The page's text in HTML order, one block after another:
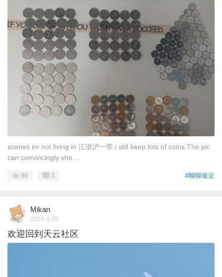
scenes im not living in 江浙沪一带,i still keep lots of coins.The pic
can convincingly sho ...
#聊聊最近
99 3
Mikan
2026-4-25
欢迎回到天云社区